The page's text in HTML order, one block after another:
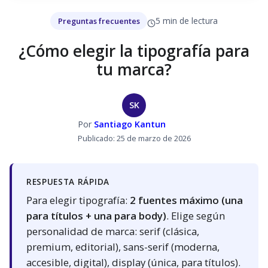
Preguntas frecuentes 5 min de lectura
¿Cómo elegir la tipografía para
tu marca?
SK
Por Santiago Kantun
Publicado: 25 de marzo de 2026
RESPUESTA RÁPIDA
Para elegir tipografía: 2 fuentes máximo (una
para títulos + una para body). Elige según
personalidad de marca: serif (clásica,
premium, editorial), sans-serif (moderna,
accesible, digital), display (única, para títulos).